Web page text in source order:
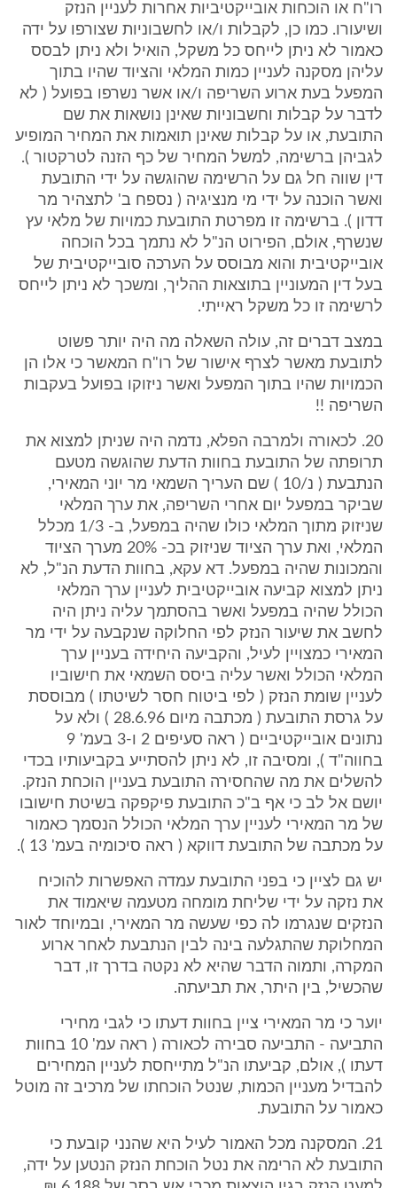
רו"ח או הוכחות אובייקטיביות אחרות לעניין הנזק
ושיעורו. כמו כן, לקבלות ו/או לחשבוניות שצורפו על ידה
כאמור לא ניתן לייחס כל משקל, הואיל ולא ניתן לבסס
עליהן מסקנה לעניין כמות המלאי והציוד שהיו בתוך
המפעל בעת ארוע השריפה ו/או אשר נשרפו בפועל ( לא
לדבר על קבלות וחשבוניות שאינן נושאות את שם
התובעת, או על קבלות שאינן תואמות את המחיר המופיע
לגביהן ברשימה, למשל המחיר של כף הזנה לטרקטור ).
דין שווה חל גם על הרשימה שהוגשה על ידי התובעת
ואשר הוכנה על ידי מי מנציגיה ( נספח ב' לתצהיר מר
דדון ). ברשימה זו מפרטת התובעת כמויות של מלאי עץ
שנשרף, אולם, הפירוט הנ"ל לא נתמך בכל הוכחה
אובייקטיבית והוא מבוסס על הערכה סובייקטיבית של
בעל דין המעוניין בתוצאות ההליך, ומשכך לא ניתן לייחס
לרשימה זו כל משקל ראייתי.
במצב דברים זה, עולה השאלה מה היה יותר פשוט
לתובעת מאשר לצרף אישור של רו"ח המאשר כי אלו הן
הכמויות שהיו בתוך המפעל ואשר ניזוקו בפועל בעקבות
השריפה !!
20. לכאורה ולמרבה הפלא, נדמה היה שניתן למצוא את
תרופתה של התובעת בחוות הדעת שהוגשה מטעם
הנתבעת ( נ/10 ) שם העריך השמאי מר יוני המאירי,
שביקר במפעל יום אחרי השריפה, את ערך המלאי
שניזוק מתוך המלאי כולו שהיה במפעל, ב- 1/3 מכלל
המלאי, ואת ערך הציוד שניזוק בכ- 20% מערך הציוד
והמכונות שהיה במפעל. דא עקא, בחוות הדעת הנ"ל, לא
ניתן למצוא קביעה אובייקטיבית לעניין ערך המלאי
הכולל שהיה במפעל ואשר בהסתמך עליה ניתן היה
לחשב את שיעור הנזק לפי החלוקה שנקבעה על ידי מר
המאירי כמצויין לעיל, והקביעה היחידה בעניין ערך
המלאי הכולל ואשר עליה ביסס השמאי את חישוביו
לעניין שומת הנזק ( לפי ביטוח חסר לשיטתו ) מבוססת
על גרסת התובעת ( מכתבה מיום 28.6.96 ) ולא על
נתונים אובייקטיביים ( ראה סעיפים 2 ו-3 בעמ' 9
בחווה"ד ), ומסיבה זו, לא ניתן להסתייע בקביעותיו בכדי
להשלים את מה שהחסירה התובעת בעניין הוכחת הנזק.
יושם אל לב כי אף ב"כ התובעת פיקפקה בשיטת חישובו
של מר המאירי לעניין ערך המלאי הכולל הנסמך כאמור
על מכתבה של התובעת דווקא ( ראה סיכומיה בעמ' 13 ).
יש גם לציין כי בפני התובעת עמדה האפשרות להוכיח
את נזקה על ידי שליחת מומחה מטעמה שיאמוד את
הנזקים שנגרמו לה כפי שעשה מר המאירי, ובמיוחד לאור
המחלוקת שהתגלעה בינה לבין הנתבעת לאחר ארוע
המקרה, ותמוה הדבר שהיא לא נקטה בדרך זו, דבר
שהכשיל, בין היתר, את תביעתה.
יוער כי מר המאירי ציין בחוות דעתו כי לגבי מחירי
התביעה - התביעה סבירה לכאורה ( ראה עמ' 10 בחוות
דעתו ), אולם, קביעתו הנ"ל מתייחסת לעניין המחירים
להבדיל מעניין הכמות, שנטל הוכחתו של מרכיב זה מוטל
כאמור על התובעת.
21. המסקנה מכל האמור לעיל היא שהנני קובעת כי
התובעת לא הרימה את נטל הוכחת הנזק הנטען על ידה,